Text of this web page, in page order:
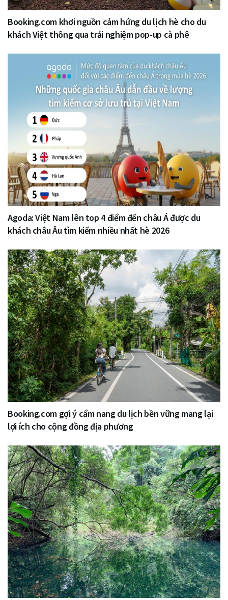
Booking.com khơi nguồn cảm hứng du lịch hè cho du
khách Việt thông qua trải nghiệm pop-up cà phê
Agoda: Việt Nam lên top 4 điểm đến châu Á được du
khách châu Âu tìm kiếm nhiều nhất hè 2026
Booking.com gợi ý cẩm nang du lịch bền vững mang lại
lợi ích cho cộng đồng địa phương